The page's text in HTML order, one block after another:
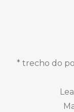
* trecho do